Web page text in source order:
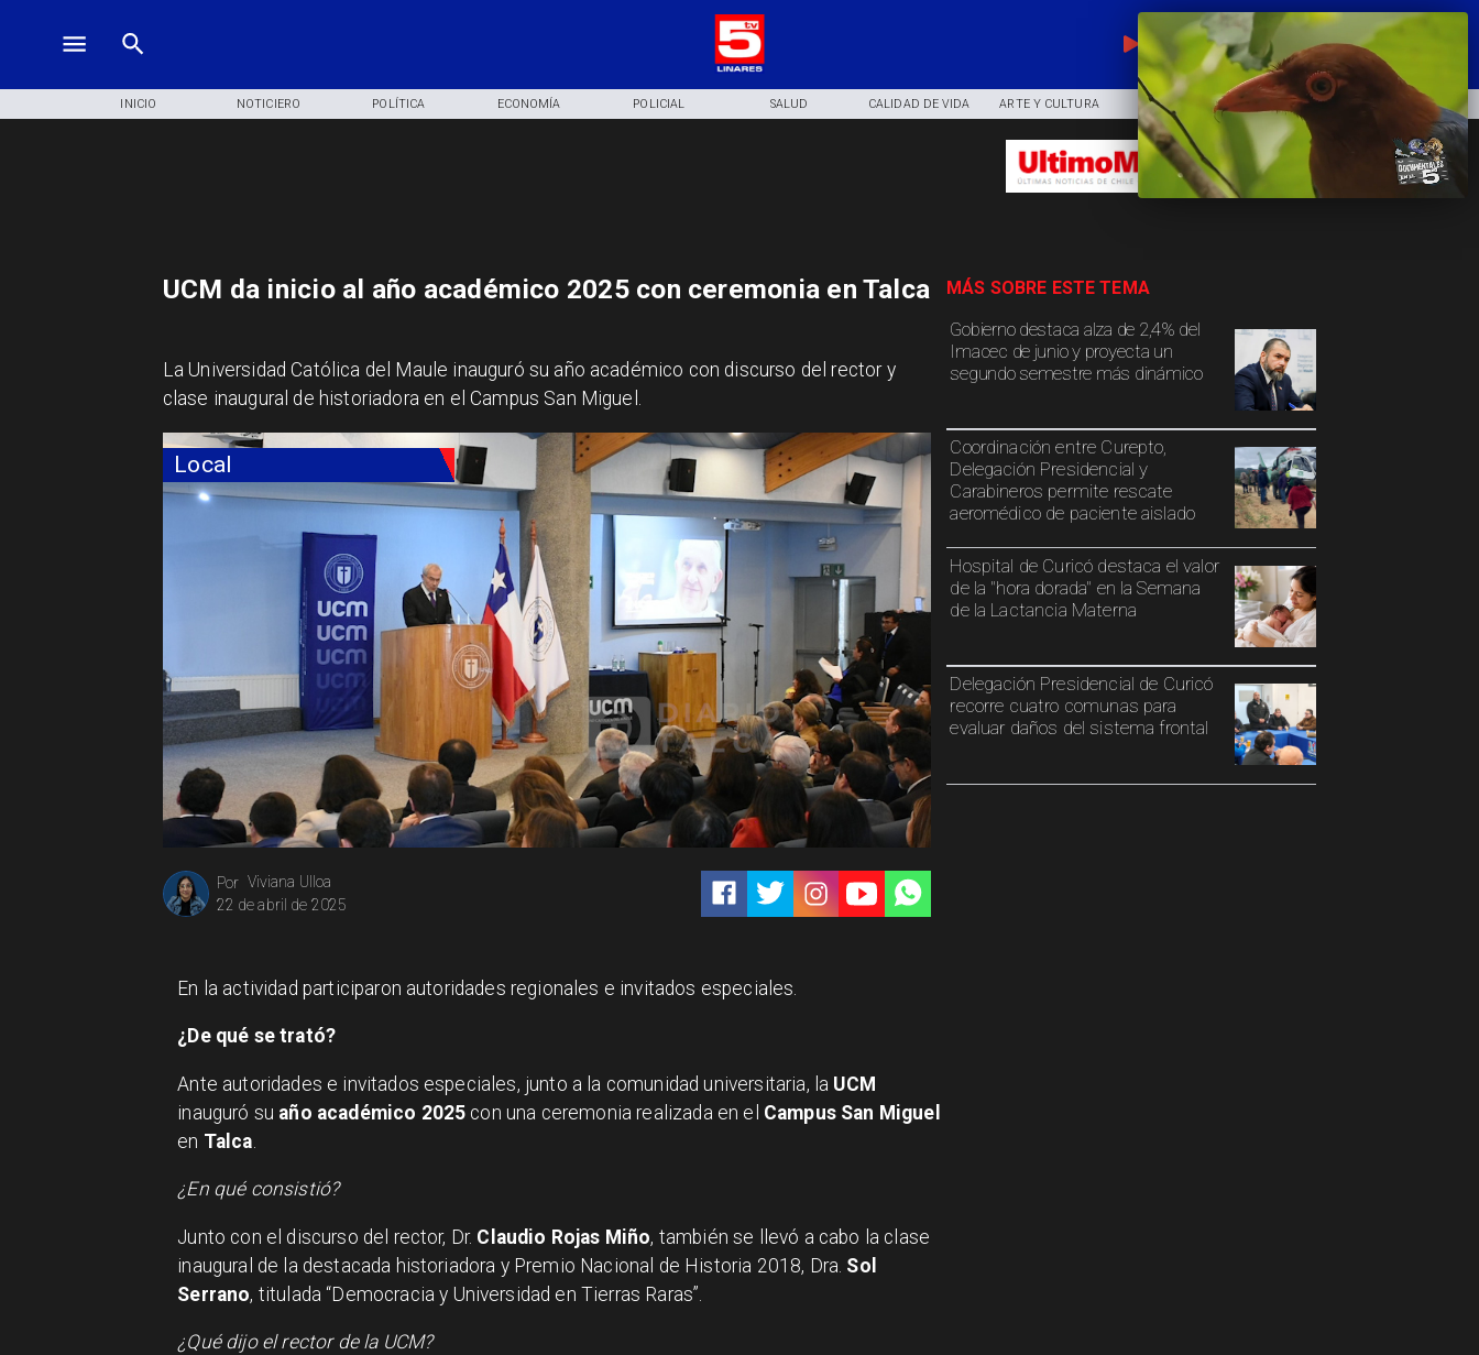
EN VIVO
INICIO NOTICIERO POLÍTICA ECONOMÍA POLICIAL SALUD CALIDAD DE VIDA ARTE Y CULTURA COMUNIDAD DEPORTES
Local
Viviana Ulloa
Por
22 de abril de 2025
Gobierno destaca alza de 2,4% del
Imacec de junio y proyecta un
segundo semestre más dinámico
Coordinación entre Curepto,
Delegación Presidencial y
Carabineros permite rescate
aeromédico de paciente aislado
Hospital de Curicó destaca el valor
de la "hora dorada" en la Semana
de la Lactancia Materna
Delegación Presidencial de Curicó
recorre cuatro comunas para
evaluar daños del sistema frontal
MÁS SOBRE ESTE TEMA
UCM da inicio al año académico 2025 con ceremonia en Talca
La Universidad Católica del Maule inauguró su año académico con discurso del rector y
clase inaugural de historiadora en el Campus San Miguel.
En la actividad participaron autoridades regionales e invitados especiales.
¿De qué se trató?
Ante autoridades e invitados especiales, junto a la comunidad universitaria, la UCM
inauguró su año académico 2025 con una ceremonia realizada en el Campus San Miguel
en Talca
¿En qué consistió?
Junto con el discurso del rector, Dr. Claudio Rojas Miño, también se llevó a cabo la clase
inaugural de la destacada historiadora y Premio Nacional de Historia 2018, Dra. Sol
Serrano, titulada “Democracia y Universidad en Tierras Raras”.
¿Qué dijo el rector de la UCM?